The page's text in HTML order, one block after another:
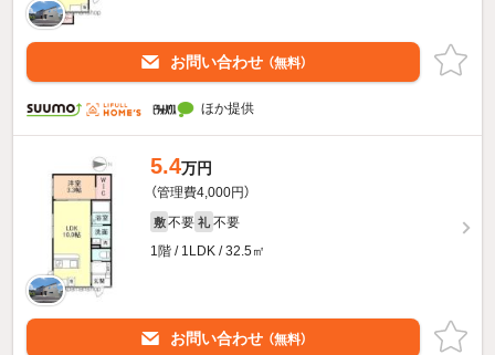
お問い合わせ （無料）
ほか提供
5.4万円
（管理費4,000円）
敷 不要 礼 不要
1階 / 1LDK / 32.5㎡
お問い合わせ （無料）